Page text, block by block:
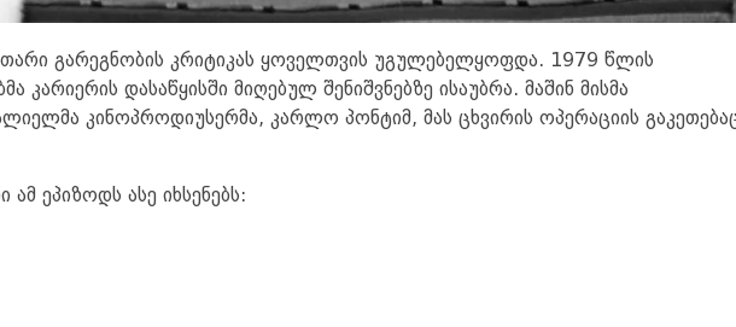
გარეგნობის კრიტიკას ყოველთვის უგულებელყოფდა. 1979 წლის
კარიერის დასაწყისში მიღებულ შენიშვნებზე ისაუბრა. მაშინ მისმა
კინოპროდიუსერმა, კარლო პონტიმ, მას ცხვირის ოპერაციის
ეპიზოდს ასე იხსენებს: